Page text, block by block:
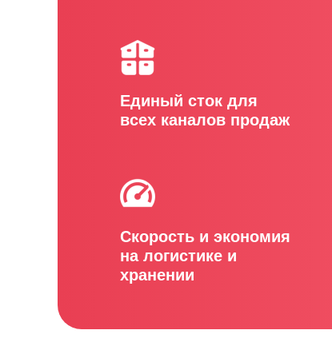
Единый сток для
всех каналов продаж
Скорость и экономия
на логистике и
хранении